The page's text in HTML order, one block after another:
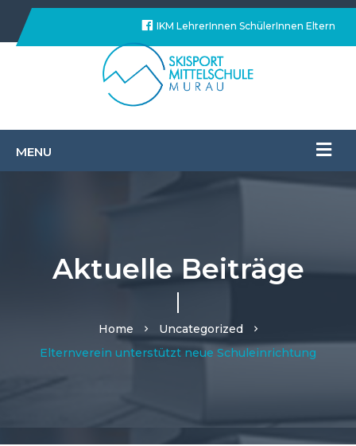
IKM LehrerInnen SchülerInnen Eltern
Aktuelle Beiträge
Home
Uncategorized
Elternverein unterstützt neue Schuleinrichtung